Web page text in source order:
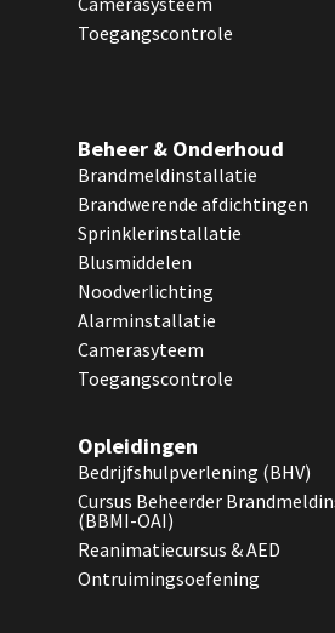
Toegangscontrole
Beheer & Onderhoud
Brandmeldinstallatie
Brandwerende afdichtingen
Sprinklerinstallatie
Blusmiddelen
Noodverlichting
Alarminstallatie
Camerasyteem
Toegangscontrole
Opleidingen
Bedrijfshulpverlening (BHV)
Cursus Beheerder
(BBMI-OAI)
Reanimatiecursus & AED
Ontruimingsoefening